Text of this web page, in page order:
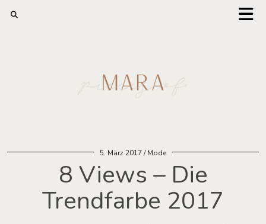
5. März 2017 Mode
8 Views – Die
Trendfarbe 2017